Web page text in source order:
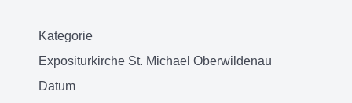
Kategorie
Expositurkirche St. Michael Oberwildenau
Datum